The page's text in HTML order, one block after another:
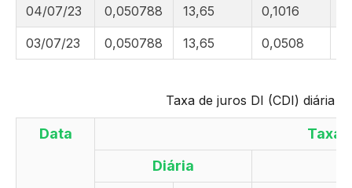
04/07/23 0,050788 13,65 0,1016
03/07/23 0,050788 13,65 0,0508
Taxa de juros DI (CDI) diária
Data
Taxa
Diária